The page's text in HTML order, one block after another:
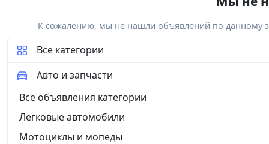
К сожалению, мы не нашли объявлений по данному
Все категории
Авто и запчасти
Все объявления категории
Легковые автомобили
Мотоциклы и мопеды